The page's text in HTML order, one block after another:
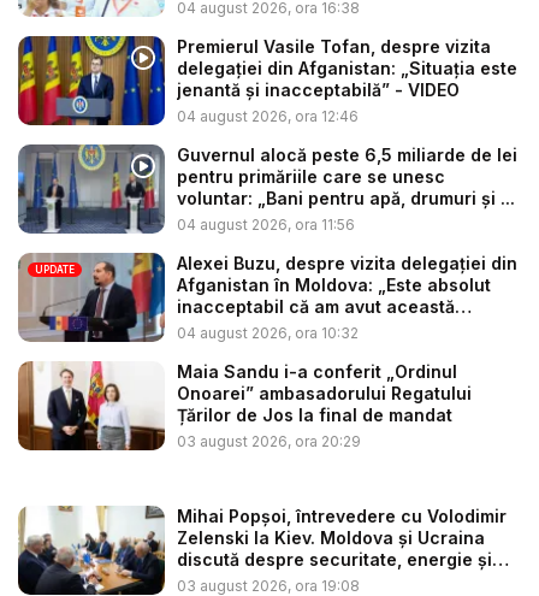
04 august 2026, ora 16:38
Premierul Vasile Tofan, despre vizita
delegației din Afganistan: „Situația este
jenantă și inacceptabilă” - VIDEO
04 august 2026, ora 12:46
Guvernul alocă peste 6,5 miliarde de lei
pentru primăriile care se unesc
voluntar: „Bani pentru apă, drumuri și ...
04 august 2026, ora 11:56
UPDATE
Alexei Buzu, despre vizita delegației din
Afganistan în Moldova: „Este absolut
inacceptabil că am avut această
situaț...
04 august 2026, ora 10:32
Maia Sandu i-a conferit „Ordinul
Onoarei” ambasadorului Regatului
Țărilor de Jos la final de mandat
03 august 2026, ora 20:29
Mihai Popșoi, întrevedere cu Volodimir
Zelenski la Kiev. Moldova și Ucraina
discută despre securitate, energie și
d...
03 august 2026, ora 19:08